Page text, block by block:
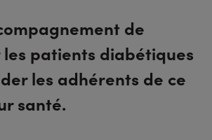
de
les patients diabétiques
les adhérents de ce
santé.